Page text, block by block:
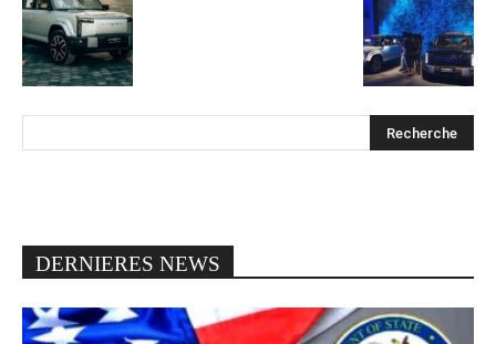
DERNIERES NEWS